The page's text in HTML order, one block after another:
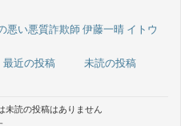
悪い悪質詐欺師 伊藤一晴 イトウ
最近の投稿
未読の投稿
未読の投稿はありません